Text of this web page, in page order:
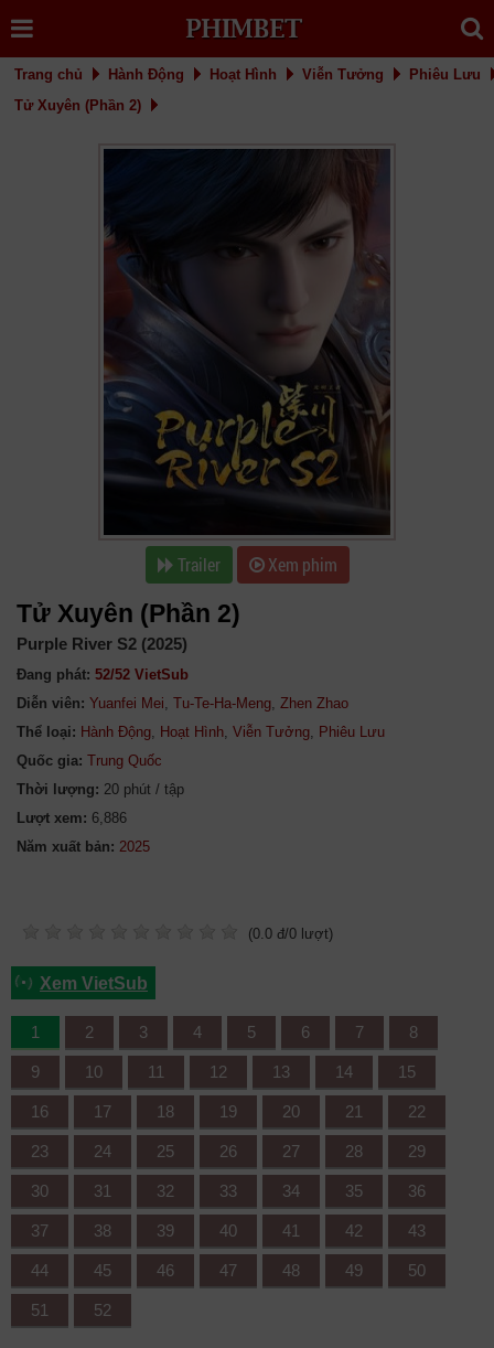
Trang chủ Hành Động Hoạt Hình Viễn Tưởng
Phiêu Lưu
Tử Xuyên (Phần 2)
Trailer Xem phim
Tử Xuyên (Phần 2)
Purple River S2 (2025)
Đang phát: 52/52 VietSub
Diễn viên: Yuanfei Mei, Tu-Te-Ha-Meng, Zhen Zhao
Thể loại: Hành Động, Hoạt Hình, Viễn Tưởng, Phiêu Lưu
Quốc gia: Trung Quốc
Thời lượng: 20 phút / tập
Lượt xem: 6,886
Năm xuất bản:
(0.0 đ/0 lượt)
Xem VietSub
1 2 3 4 5 6 7 8
9 10 11 12 13 14 15
16 17 18 19 20 21 22
23 24 25 26 27 28 29
30 31 32 33 34 35 36
37 38 39 40 41 42 43
44 45 46 47 48 49 50
51 52